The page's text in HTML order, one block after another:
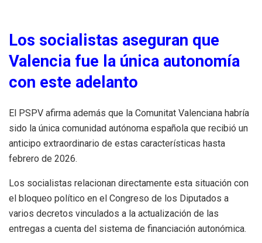
Los socialistas aseguran que
Valencia fue la única autonomía
con este adelanto
El PSPV afirma además que la Comunitat Valenciana habría
sido la única comunidad autónoma española que recibió un
anticipo extraordinario de estas características hasta
febrero de 2026.
Los socialistas relacionan directamente esta situación con
el bloqueo político en el Congreso de los Diputados a
varios decretos vinculados a la actualización de las
entregas a cuenta del sistema de financiación autonómica.